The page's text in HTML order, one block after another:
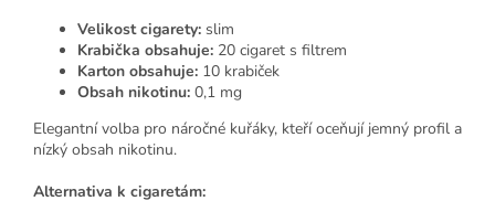
Velikost cigarety: slim
Krabička obsahuje: 20 cigaret s filtrem
Karton obsahuje: 10 krabiček
Obsah nikotinu: 0,1 mg
Elegantní volba pro náročné kuřáky, kteří oceňují jemný profil a
nízký obsah nikotinu.
Alternativa k cigaretám: